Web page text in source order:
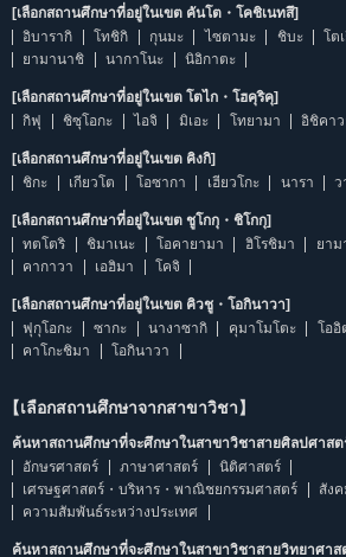
[เลือกสถานศึกษาที่อยู่ในเขต คันโต・โคชิเนทสึ]
อิบารากิ
โทชิกิ กุนมะ ไซตามะ ชิบะ โต
ยามานาชิ
นากาโนะ นิอิกาตะ
[เลือกสถานศึกษาที่อยู่ในเขต โตไก・โฮคุริคุ]
กิฟุ
ชิซุโอกะ ไอจิ มิเอะ โทยามา อิชิคาว
[เลือกสถานศึกษาที่อยู่ในเขต คิงกิ]
ชิกะ
เกียวโต โอซากา เฮียวโกะ นารา ว
[เลือกสถานศึกษาที่อยู่ในเขต ชูโกกุ・ชิโกกุ]
ทตโตริ
ชิมาเนะ โอคายามา ฮิโรชิมา ยาม
คากาวา
เอฮิมา โคจิ
[เลือกสถานศึกษาที่อยู่ในเขต คิวชู・โอกินาวา]
ฟุกุโอกะ
ซากะ นางาซากิ คุมาโมโตะ โออิ
คาโกะชิมา
โอกินาวา
【เลือกสถานศึกษาจากสาขาวิชา】
ค้นหาสถานศึกษาที่จะศึกษาในสาขาวิชาสายศิลปศาสต
อักษรศาสตร์
ภาษาศาสตร์
นิติศาสตร์
เศรษฐศาสตร์・บริหาร・พาณิชยกรรมศาสตร์
สัง
ความสัมพันธ์ระหว่างประเทศ
ค้นหาสถานศึกษาที่จะศึกษาในสาขาวิชาสายวิทยาศาส